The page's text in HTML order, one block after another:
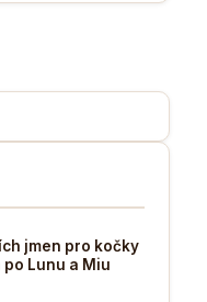
jmen pro kočky
Lunu a Miu